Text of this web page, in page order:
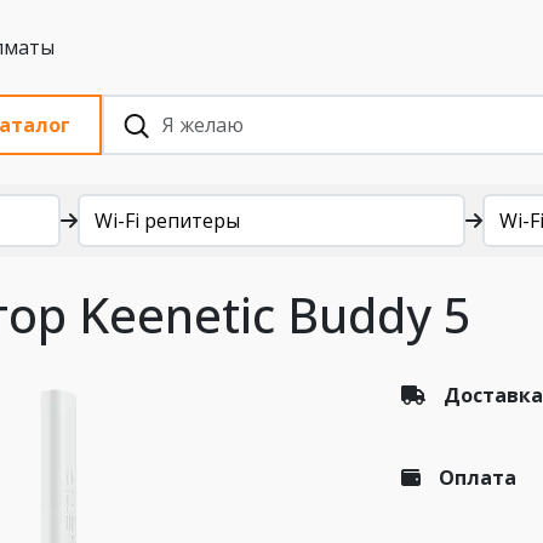
НДС, Алматы
Wi-Fi репитеры Wi-
Keenetic Buddy 5
Доставка
Оплата